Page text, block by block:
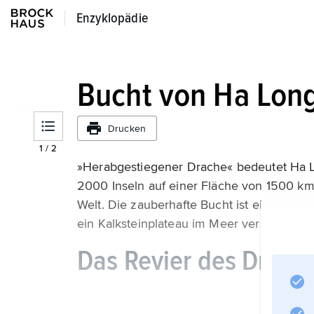
Enzyklopädie
Enzyklopädie
1 /2
Bucht von Ha
Drucken
»Herabgestiegener Drache« bedeutet
2000 Inseln auf einer Fläche von 1500
Welt. Die zauberhafte Bucht ist ein
ein Kalksteinplateau im Meer versank.
Das Revier des